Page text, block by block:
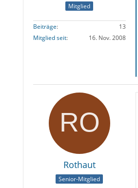
Mitglied
Beiträge
13
Mitglied seit
16. Nov. 2008
Rothaut
Senior-Mitglied